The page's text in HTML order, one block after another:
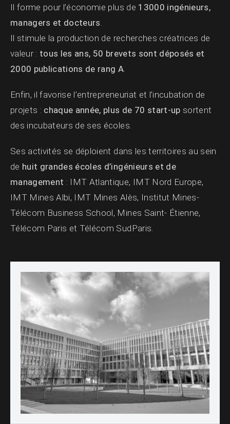
Il forme pour l’économie plus de 13000 ingénieurs,
managers et docteurs
Il stimule la production de recherches créatrices de
valeur : tous les ans, 50 brevets sont déposés et
2000 publications de rang A
Enfin, il favorise l’entrepreneuriat et l’incubation de
projets : chaque année, plus de 70 start-up sortent
des incubateurs de ses écoles.
Ses activités se déploient dans les territoires au sein
de huit grandes écoles d’ingénieurs et de
management : IMT Atlantique, IMT Nord Europe,
IMT Mines Albi, IMT Mines Alès, Institut Mines-
Télécom Business School, Mines Saint- Étienne,
Télécom Paris et Télécom SudParis.